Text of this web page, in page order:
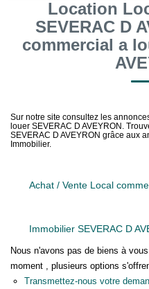
Sélectionnez...
Type de bien
Location
SEVERAC D
commercial a
Sur notre site consultez les
louer SEVERAC D AVEYRON.
SEVERAC D AVEYRON grâce aux
Immobilier.
Achat / Vente Local
Immobilier SEVERAC D
Nous n'avons pas de biens à
moment , plusieurs options
Transmettez-nous votre